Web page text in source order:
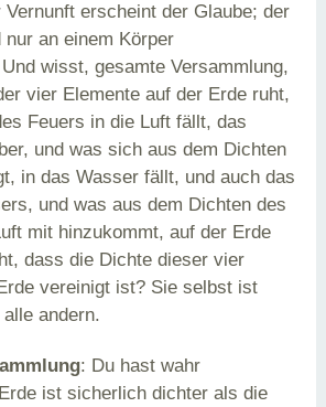
Vernunft erscheint der Glaube; der
nur an einem Körper
wisst, gesamte Versammlung,
vier Elemente auf der Erde ruht,
Feuers in die Luft fällt, das
und was sich aus dem Dichten
in das Wasser fällt, und auch das
und was aus dem Dichten des
mit hinzukommt, auf der Erde
dass die Dichte dieser vier
vereinigt ist? Sie selbst ist
andern.
: Du hast wahr
ist sicherlich dichter als die